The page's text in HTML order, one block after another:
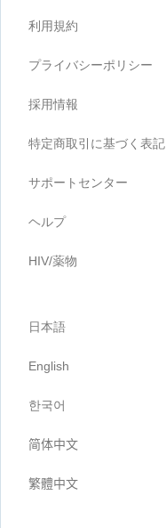
利用規約
プライバシーポリシー
採用情報
特定商取引に基づく表記
サポートセンター
ヘルプ
HIV/薬物
日本語
English
한국어
简体中文
繁體中文